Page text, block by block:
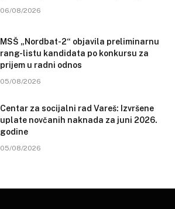
06/08/2026
MSŠ „Nordbat-2“ objavila preliminarnu
rang-listu kandidata po konkursu za
prijem u radni odnos
05/08/2026
Centar za socijalni rad Vareš: Izvršene
uplate novčanih naknada za juni 2026.
godine
05/08/2026